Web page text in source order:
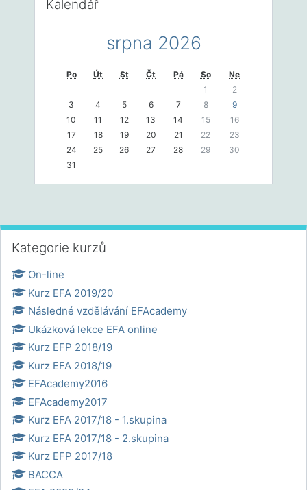
Kalendář
srpna 2026
Po Út St Čt Pá So
Ne
1
2
3
4 5 6 7 8
9
10
11 12 13 14 15
16
17
18 19 20 21 22
23
24
25 26 27 28 29
30
31
Přeskočit: Kategorie kurzů
Kategorie kurzů
On-line
Kurz EFA 2019/20
Následné vzdělávání EFAcademy
Ukázková lekce EFA online
Kurz EFP 2018/19
Kurz EFA 2018/19
EFAcademy2016
EFAcademy2017
Kurz EFA 2017/18 - 1.skupina
Kurz EFA 2017/18 - 2.skupina
Kurz EFP 2017/18
BACCA